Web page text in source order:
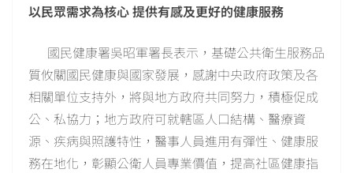
以民眾需求為核心 提供有感及更好的健康服務
國民健康署吳昭軍署長表示，基礎公共衛生服務品
質攸關國民健康與國家發展，感謝中央政府政策及各
相關單位支持外，將與地方政府共同努力，積極促成
公、私協力；地方政府可就轄區人口結構、醫療資
源、疾病與照護特性，醫事人員進用有彈性、健康服
務在地化，彰顯公衛人員專業價值，提高社區健康指